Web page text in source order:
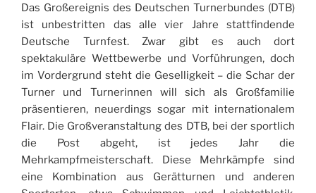
Das Großereignis des Deutschen Turnerbundes (DTB)
ist unbestritten das alle vier Jahre stattfindende
Deutsche Turnfest. Zwar gibt es auch dort
spektakuläre Wettbewerbe und Vorführungen, doch
im Vordergrund steht die Geselligkeit – die Schar der
Turner und Turnerinnen will sich als Großfamilie
präsentieren, neuerdings sogar mit internationalem
Flair. Die Großveranstaltung des DTB, bei der sportlich
die Post abgeht, ist jedes Jahr die
Mehrkampfmeisterschaft. Diese Mehrkämpfe sind
eine Kombination aus Gerätturnen und anderen